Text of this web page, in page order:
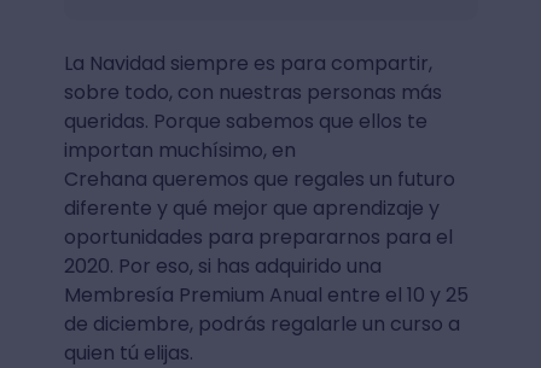
La Navidad siempre es para compartir,
sobre todo, con nuestras personas más
queridas. Porque sabemos que ellos te
importan muchísimo, en
Crehana queremos que regales un futuro
diferente y qué mejor que aprendizaje y
oportunidades para prepararnos para el
2020. Por eso, si has adquirido una
Membresía Premium Anual entre el 10 y 25
de diciembre, podrás regalarle un curso a
quien tú elijas.